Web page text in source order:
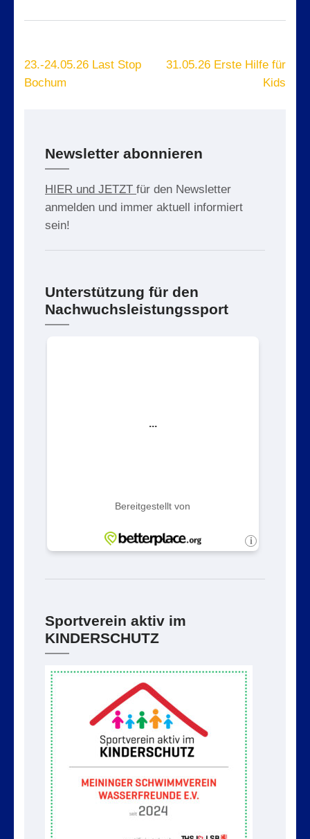
Beitragsnavigation
23.-24.05.26 Last Stop
Bochum
31.05.26 Erste Hilfe für
Kids
Newsletter abonnieren
HIER und JETZT für den Newsletter
anmelden und immer aktuell informiert
sein!
Unterstützung für den
Nachwuchsleistungssport
Sportverein aktiv im
KINDERSCHUTZ